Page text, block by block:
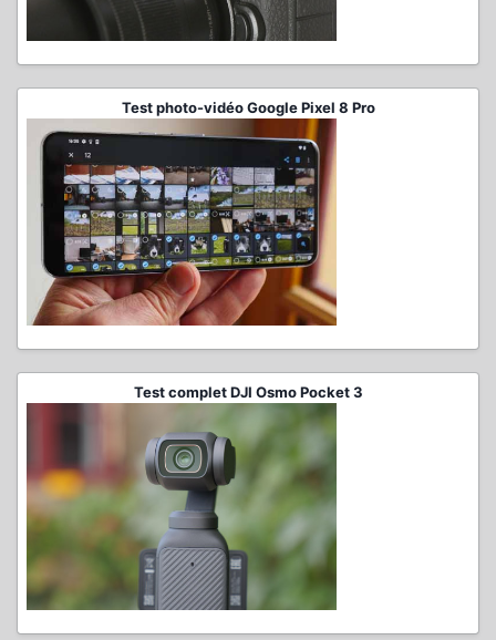
Test photo-vidéo Google Pixel 8 Pro
Test complet DJI Osmo Pocket 3